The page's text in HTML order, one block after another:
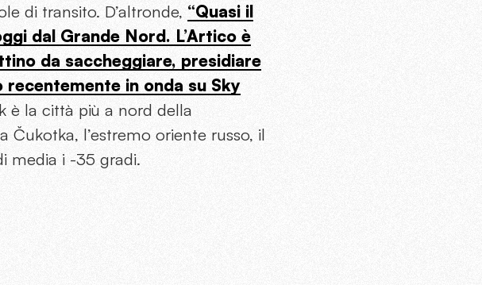
di transito. D’altronde, “Quasi il
dal Grande Nord. L’Artico è
da saccheggiare, presidiare
in onda su Sky
è la città più a nord della
Čukotka, l’estremo oriente russo, il
media i -35 gradi.